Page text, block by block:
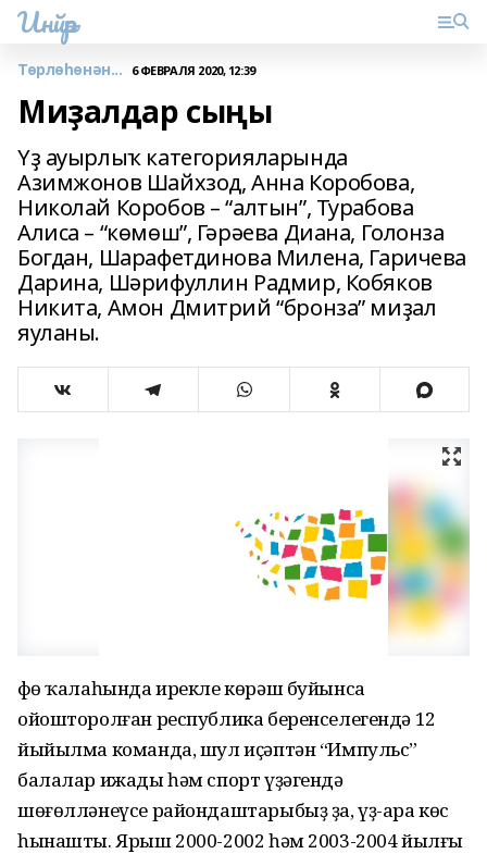
Инйәр
Төрлөһөнән... 6 ФЕВРАЛЯ 2020, 12:39
Миҙалдар сыңы
Үҙ ауырлыҡ категорияларында
Азимжонов Шайхзод, Анна Коробова,
Николай Коробов – “алтын”, Турабова
Алиса – “көмөш”, Гәрәева Диана, Голонза
Богдан, Шарафетдинова Милена, Гаричева
Дарина, Шәрифуллин Радмир, Кобяков
Никита, Амон Дмитрий “бронза” миҙал
яуланы.
Өфө ҡалаһында ирекле көрәш буйынса
ойошторолған республика беренселегендә 12
йыйылма команда, шул иҫәптән “Импульс”
балалар ижады һәм спорт үҙәгендә
шөғөлләнеүсе райондаштарыбыҙ ҙа, үҙ-ара көс
һынашты. Ярыш 2000-2002 һәм 2003-2004 йылғы